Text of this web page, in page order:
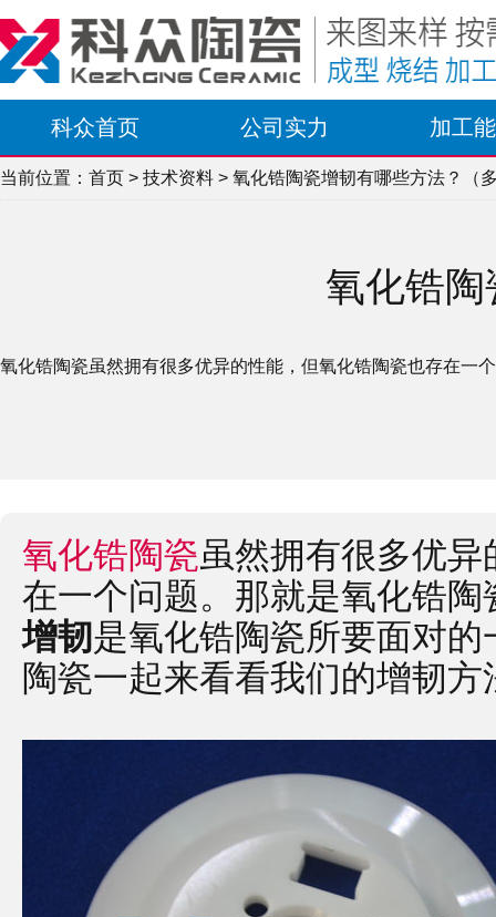
科众首页 公司实力 加工
当前位置： 首页 > 技术资料 > 氧化锆陶瓷增韧有哪些方法？（
氧化锆
氧化锆陶瓷虽然拥有很多优异的性能，但氧化锆陶瓷也存在一
氧化锆陶瓷虽然拥有很多优
在一个问题。那就是氧化锆陶
增韧是氧化锆陶瓷所要面对
陶瓷一起来看看我们的增韧方